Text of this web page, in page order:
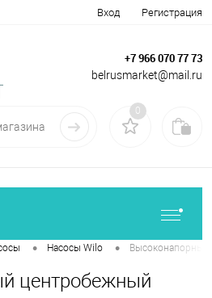
Вход Регистрация
+7 966 070 77 73
belrusmarket@mail.ru
0
• Насосы Wilo • Высоконапорный
центробежный